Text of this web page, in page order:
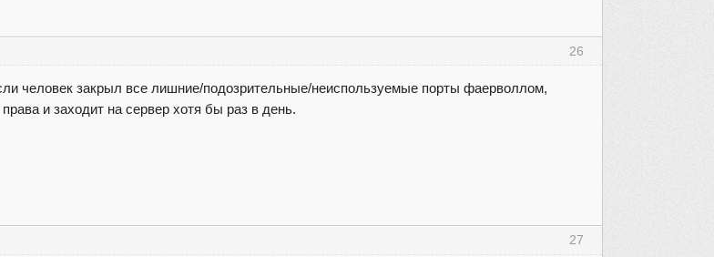
26
человек закрыл все лишние/подозрительные/неиспользуемые порты фаерволлом,
и заходит на сервер хотя бы раз в день.
27